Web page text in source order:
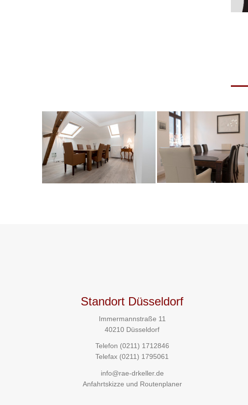
Standort Düsseldorf
Immermannstraße 11
40210 Düsseldorf
Telefon (0211) 1712846
Telefax (0211) 1795061
info@rae-drkeller.de
Anfahrtskizze und Routenplaner